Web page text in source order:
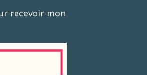
recevoir mon